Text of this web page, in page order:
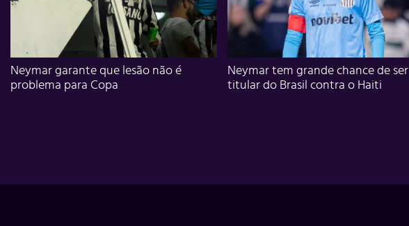
Neymar garante que lesão não é
problema para Copa
Neymar tem grande chance de ser
titular do Brasil contra o Haiti